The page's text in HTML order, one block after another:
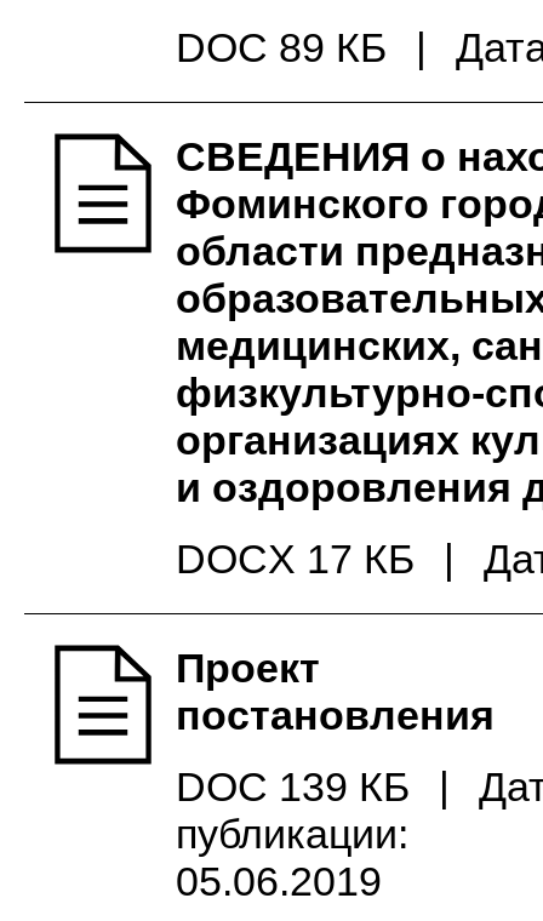
DOC 89 КБ
|
СВЕДЕНИЯ о
Фоминского
области
медицинских,
физкультурно-
организациях
и оздоровления
DOCX 17 КБ
|
Проект
постановления
DOC 139 КБ
|
публикации:
05.06.2019